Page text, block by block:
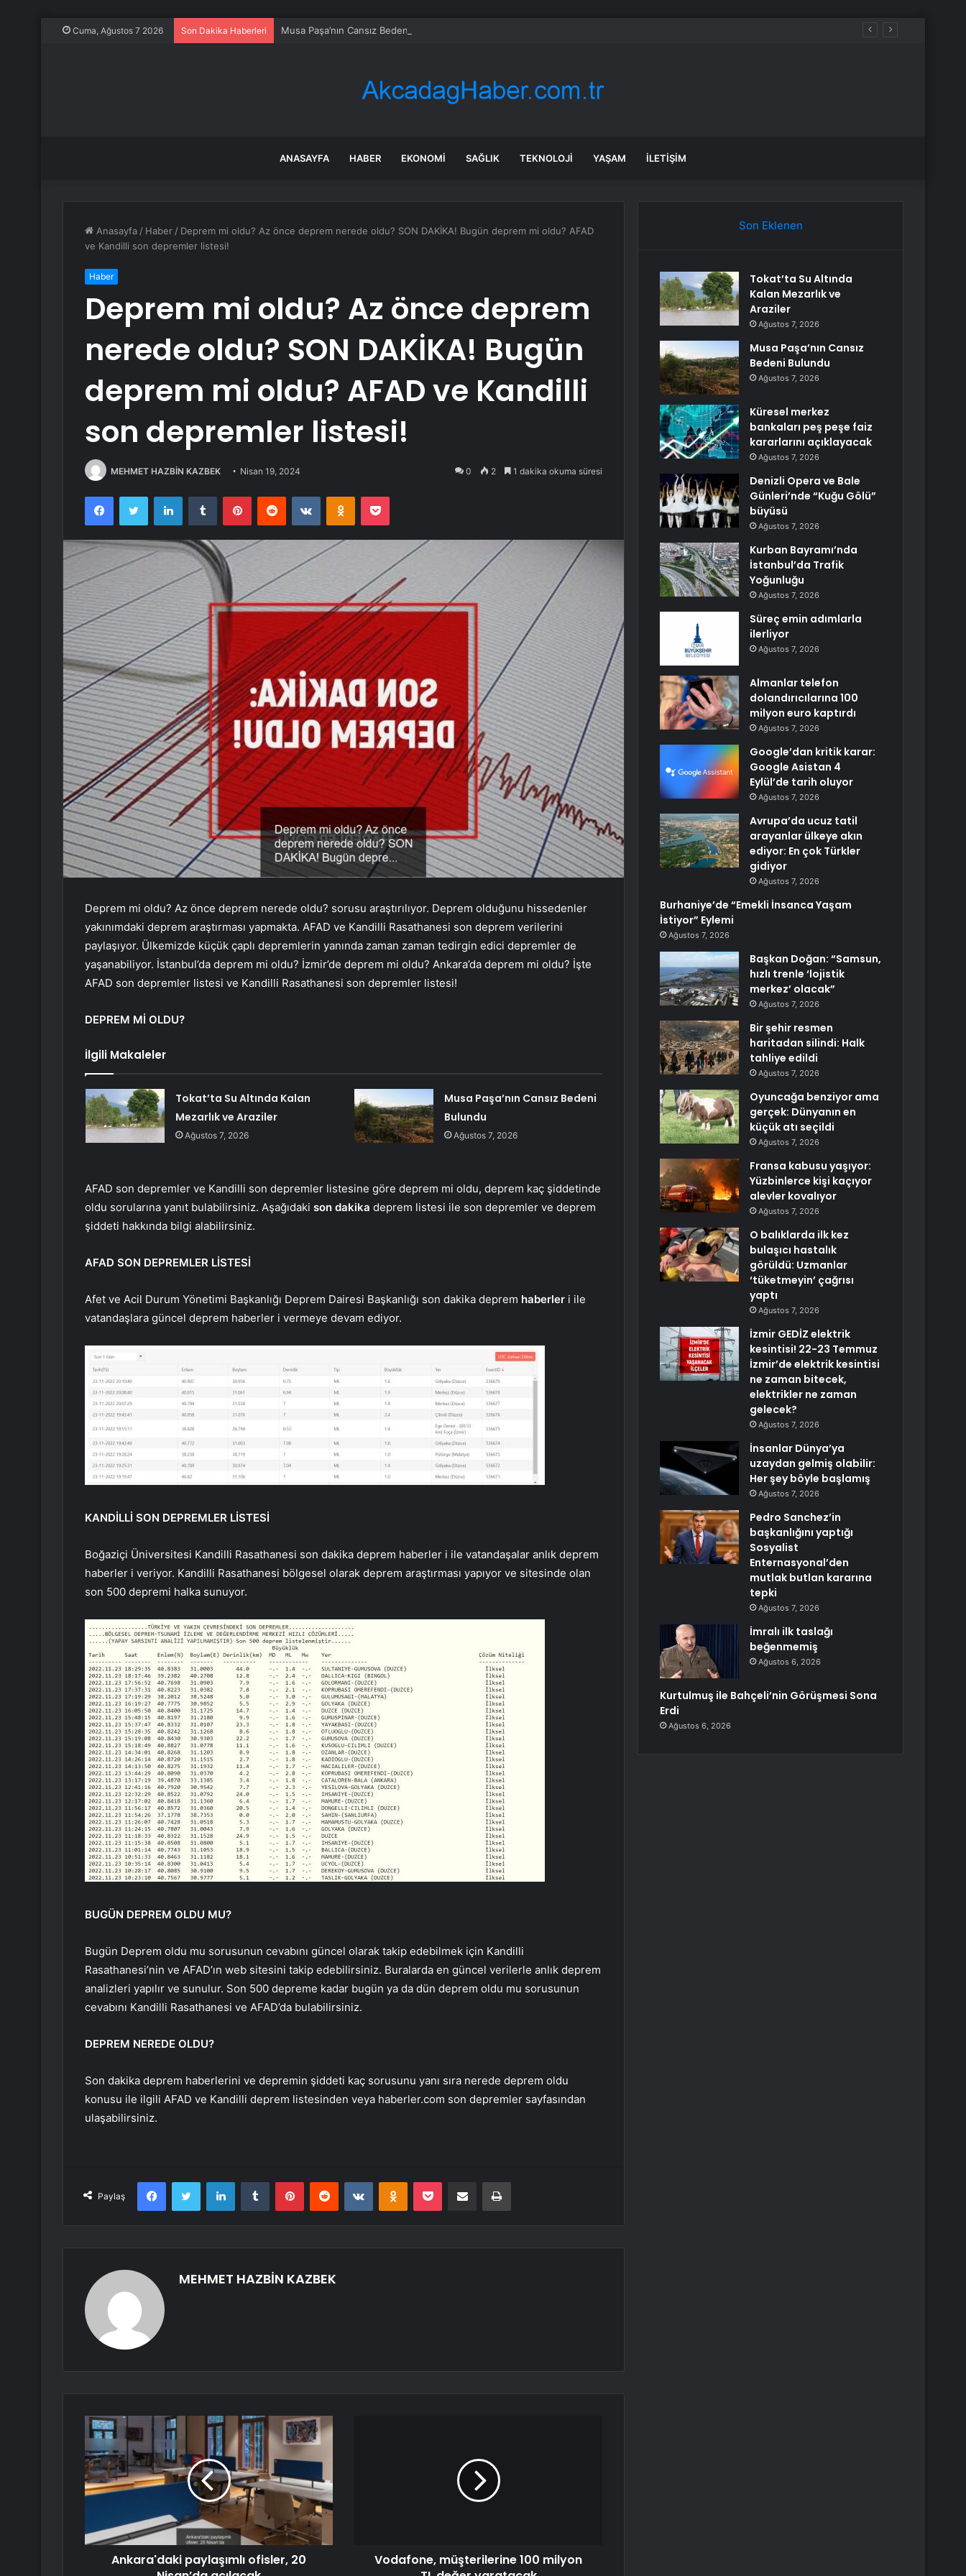
Cuma, Ağustos 7 2026 Son Dakika Haberleri Musa Paşa’nın Cansız Bedeni Bulundu
ANASAYFA HABER EKONOMI SAĞLIK TEKNOLOJI YAŞAM İLETIŞIM
Anasayfa / Haber / Deprem mi oldu? Az önce deprem nerede oldu? SON DAKİKA! Bugün deprem mi oldu? AFAD
ve Kandilli son depremler listesi!
Haber
Deprem mi oldu? Az önce deprem
nerede oldu? SON DAKİKA! Bugün
deprem mi oldu? AFAD ve Kandilli
son depremler listesi!
MEHMET HAZBİN KAZBEK Nisan 19, 2024 0 2 1 dakika okuma süresi
FacebookTwitter LinkedInTumblr PinterestReddit VKontakteOdnoklassniki
Pocket
Deprem mi oldu? Az önce deprem nerede oldu? sorusu araştırılıyor. Deprem olduğunu hissedenler
yakınımdaki deprem araştırması yapmakta. AFAD ve Kandilli Rasathanesi son deprem verilerini
paylaşıyor. Ülkemizde küçük çaplı depremlerin yanında zaman zaman tedirgin edici depremler de
yaşanabiliyor. İstanbul’da deprem mi oldu? İzmir’de deprem mi oldu? Ankara’da deprem mi oldu? İşte
AFAD son depremler listesi ve Kandilli Rasathanesi son depremler listesi!
DEPREM Mİ OLDU?
İlgili Makaleler
Tokat’ta Su Altında Kalan
Mezarlık ve Araziler
Ağustos 7, 2026
Musa Paşa’nın Cansız Bedeni
Bulundu
Ağustos 7, 2026
AFAD son depremler ve Kandilli son depremler listesine göre deprem mi oldu, deprem kaç şiddetinde
oldu sorularına yanıt bulabilirsiniz. Aşağıdaki son dakika deprem listesi ile son depremler ve deprem
şiddeti hakkında bilgi alabilirsiniz.
AFAD SON DEPREMLER LİSTESİ
Afet ve Acil Durum Yönetimi Başkanlığı Deprem Dairesi Başkanlığı son dakika deprem haberler i ile
vatandaşlara güncel deprem haberler i vermeye devam ediyor.
KANDİLLİ SON DEPREMLER LİSTESİ
Boğaziçi Üniversitesi Kandilli Rasathanesi son dakika deprem haberler i ile vatandaşalar anlık deprem
haberler i veriyor. Kandilli Rasathanesi bölgesel olarak deprem araştırması yapıyor ve sitesinde olan
son 500 depremi halka sunuyor.
BUGÜN DEPREM OLDU MU?
Bugün Deprem oldu mu sorusunun cevabını güncel olarak takip edebilmek için Kandilli
Rasathanesi’nin ve AFAD’ın web sitesini takip edebilirsiniz. Buralarda en güncel verilerle anlık deprem
analizleri yapılır ve sunulur. Son 500 depreme kadar bugün ya da dün deprem oldu mu sorusunun
cevabını Kandilli Rasathanesi ve AFAD’da bulabilirsiniz.
DEPREM NEREDE OLDU?
Son dakika deprem haberlerini ve depremin şiddeti kaç sorusunu yanı sıra nerede deprem oldu
konusu ile ilgili AFAD ve Kandilli deprem listesinden veya haberler.com son depremler sayfasından
ulaşabilirsiniz.
Paylaş
FacebookTwitter LinkedInTumblr PinterestReddit VKontakteOdnoklassniki
Pocket E-Posta ile paylaş Yazdır
MEHMET HAZBİN KAZBEK
Ankara'daki paylaşımlı ofisler, 20
Vodafone, müşterilerine 100 milyon
Son Eklenen
Tokat’ta Su Altında
Kalan Mezarlık ve
Araziler
Ağustos 7, 2026
Musa Paşa’nın Cansız
Bedeni Bulundu
Ağustos 7, 2026
Küresel merkez
bankaları peş peşe faiz
kararlarını açıklayacak
Ağustos 7, 2026
Denizli Opera ve Bale
Günleri’nde “Kuğu Gölü”
büyüsü
Ağustos 7, 2026
Kurban Bayramı’nda
İstanbul’da Trafik
Yoğunluğu
Ağustos 7, 2026
Süreç emin adımlarla
ilerliyor
Ağustos 7, 2026
Almanlar telefon
dolandırıcılarına 100
milyon euro kaptırdı
Ağustos 7, 2026
Google’dan kritik karar:
Google Asistan 4
Eylül’de tarih oluyor
Ağustos 7, 2026
Avrupa’da ucuz tatil
arayanlar ülkeye akın
ediyor: En çok Türkler
gidiyor
Ağustos 7, 2026
Burhaniye’de “Emekli İnsanca Yaşam
İstiyor” Eylemi
Ağustos 7, 2026
Başkan Doğan: “Samsun,
hızlı trenle ‘lojistik
merkez’ olacak”
Ağustos 7, 2026
Bir şehir resmen
haritadan silindi: Halk
tahliye edildi
Ağustos 7, 2026
Oyuncağa benziyor ama
gerçek: Dünyanın en
küçük atı seçildi
Ağustos 7, 2026
Fransa kabusu yaşıyor:
Yüzbinlerce kişi kaçıyor
alevler kovalıyor
Ağustos 7, 2026
O balıklarda ilk kez
bulaşıcı hastalık
görüldü: Uzmanlar
‘tüketmeyin’ çağrısı
yaptı
Ağustos 7, 2026
İzmir GEDİZ elektrik
kesintisi! 22-23 Temmuz
İzmir’de elektrik kesintisi
ne zaman bitecek,
elektrikler ne zaman
gelecek?
Ağustos 7, 2026
İnsanlar Dünya’ya
uzaydan gelmiş olabilir:
Her şey böyle başlamış
Ağustos 7, 2026
Pedro Sanchez’in
başkanlığını yaptığı
Sosyalist
Enternasyonal’den
mutlak butlan kararına
tepki
Ağustos 7, 2026
İmralı ilk taslağı
beğenmemiş
Ağustos 6, 2026
Kurtulmuş ile Bahçeli’nin Görüşmesi Sona
Erdi
Ağustos 6, 2026